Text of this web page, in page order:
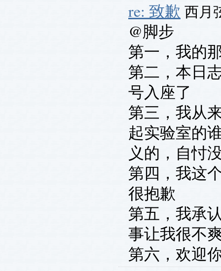
re: 致歉 西月
@脚步
第一，我的
第二，本日
号入座了
第三，我从
起实验室的
义的，自忖
第四，我这
很抱歉
第五，我承
事让我很不
第六，欢迎